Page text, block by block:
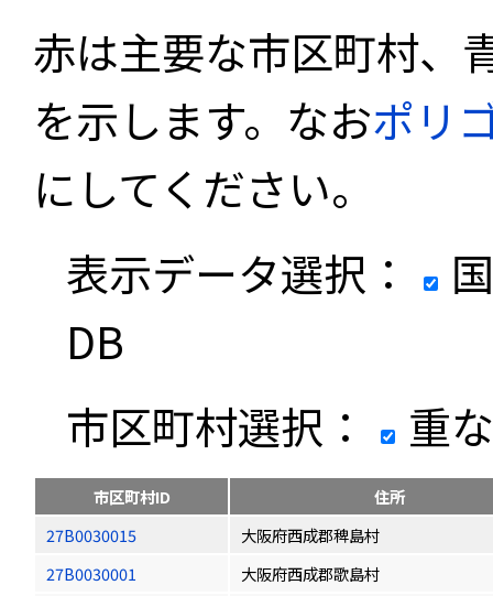
赤は主要な市区町村、
を示します。なおポリ
にしてください。
表示データ選択：
DB
市区町村選択：
重
市区町村ID
住所
27B0030015
大阪府西成郡稗島村
27B0030001
大阪府西成郡歌島村